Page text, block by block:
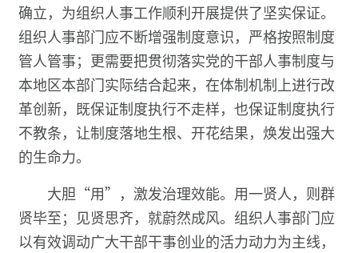
确立，为组织人事工作顺利开展提供了坚实保证。
组织人事部门应不断增强制度意识，严格按照制度
管人管事；更需要把贯彻落实党的干部人事制度与
本地区本部门实际结合起来，在体制机制上进行改
革创新，既保证制度执行不走样，也保证制度执行
不教条，让制度落地生根、开花结果，焕发出强大
的生命力。
大胆“用”，激发治理效能。用一贤人，则群
贤毕至；见贤思齐，就蔚然成风。组织人事部门应
以有效调动广大干部干事创业的活力动力为主线，